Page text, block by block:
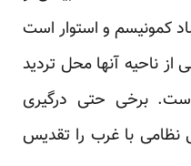
کمونیسم و استوار است
ناحیه آنها محل تردید
برخی حتی درگیری
نظامی با غرب را تقدیس